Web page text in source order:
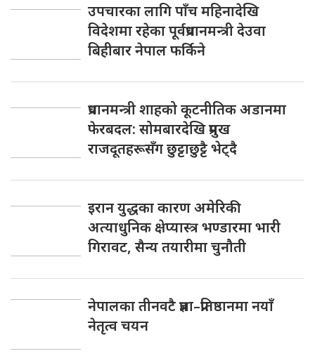
उपचारका लागि पाँच महिनादेखि
विदेशमा रहेका पूर्वप्रधानमन्त्री देउवा
बिहीबार नेपाल फर्किने
प्रधानमन्त्री शाहको कूटनीतिक अडानमा
फेरबदल: सोमबारदेखि प्रमुख
राजदूतहरूसँग छुट्टाछुट्टै भेट्दै
इरान युद्धका कारण अमेरिकी
अत्याधुनिक क्षेप्यास्त्र भण्डारमा भारी
गिरावट, सैन्य तयारीमा चुनौती
नेपालका तीनवटै प्रज्ञा–प्रतिष्ठानमा नयाँ
नेतृत्व चयन